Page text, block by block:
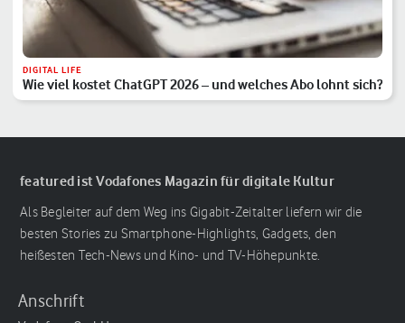
DIGITAL LIFE
Wie viel kostet ChatGPT 2026 – und welches Abo lohnt sich?
featured ist Vodafones Magazin für digitale Kultur
Als Begleiter auf dem Weg ins Gigabit-Zeitalter liefern wir die
besten Stories zu Smartphone-Highlights, Gadgets, den
heißesten Tech-News und Kino- und TV-Höhepunkte.
Anschrift